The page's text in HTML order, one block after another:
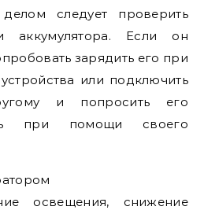
следует проверить
аккумулятора. Если он
зарядить его при
или подключить
и попросить его
при помощи своего
освещения, снижение